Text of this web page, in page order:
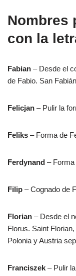
Nombres
con la
Fabian – Desde el
de Fabio. San
Felicjan – Pulir la
Feliks – Forma de
Ferdynand – Forma
Filip – Cognado de
Florian – Desde el
Florus. Saint
Polonia y Austria
Franciszek – Pulir